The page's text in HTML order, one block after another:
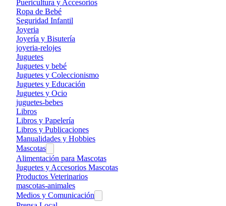
Puericultura y Accesorios
Ropa de Bebé
Seguridad Infantil
Joyeria
Joyería y Bisutería
joyeria-relojes
Juguetes
Juguetes y bebé
Juguetes y Coleccionismo
Juguetes y Educación
Juguetes y Ocio
juguetes-bebes
Libros
Libros y Papelería
Libros y Publicaciones
Manualidades y Hobbies
Mascotas
Alimentación para Mascotas
Juguetes y Accesorios Mascotas
Productos Veterinarios
mascotas-animales
Medios y Comunicación